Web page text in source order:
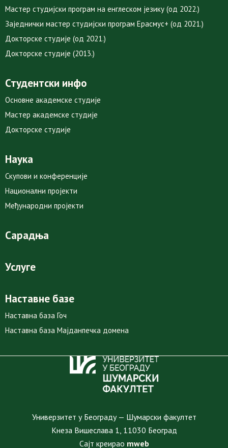
Мастер студијски програм на енглеском језику (од 2022.)
Заједнички мастер студијски програм Ерасмус+ (од 2021.)
Докторске студије (од 2021.)
Докторске студије (2013.)
Студентски инфо
Основне академске студије
Мастер академске студије
Докторске студије
Наука
Скупови и конференције
Национални пројекти
Међународни пројекти
Сарадња
Услуге
Наставне базе
Наставна база Гоч
Наставна база Мајданпечка домена
Универзитет у Београду — Шумарски факултет
Кнеза Вишеслава 1, 11030 Београд
Сајт креирао mweb